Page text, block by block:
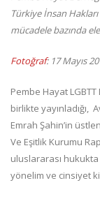
Türkiye İnsan Hakları
mücadele bazında
Fotoğraf: 17 Mayıs
Pembe Hayat
birlikte yayınladığı,
Emrah Şahin’in
Ve Eşitlik Kurumu
uluslararası hukukta
yönelim ve cinsiyet